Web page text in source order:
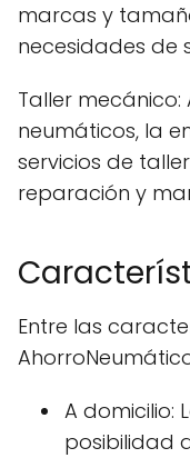
marcas y
necesidades de
Taller
neumáticos, la
servicios de
reparación y
Entre las
A domicilio:
posibilidad